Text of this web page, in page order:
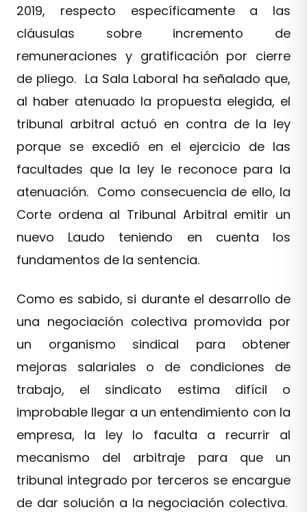
2019, respecto específicamente a las
cláusulas sobre incremento de
remuneraciones y gratificación por cierre
de pliego. La Sala Laboral ha señalado que,
al haber atenuado la propuesta elegida, el
tribunal arbitral actuó en contra de la ley
porque se excedió en el ejercicio de las
facultades que la ley le reconoce para la
atenuación. Como consecuencia de ello, la
Corte ordena al Tribunal Arbitral emitir un
nuevo Laudo teniendo en cuenta los
fundamentos de la sentencia.
Como es sabido, si durante el desarrollo de
una negociación colectiva promovida por
un organismo sindical para obtener
mejoras salariales o de condiciones de
trabajo, el sindicato estima difícil o
improbable llegar a un entendimiento con la
empresa, la ley lo faculta a recurrir al
mecanismo del arbitraje para que un
tribunal integrado por terceros se encargue
de dar solución a la negociación colectiva.